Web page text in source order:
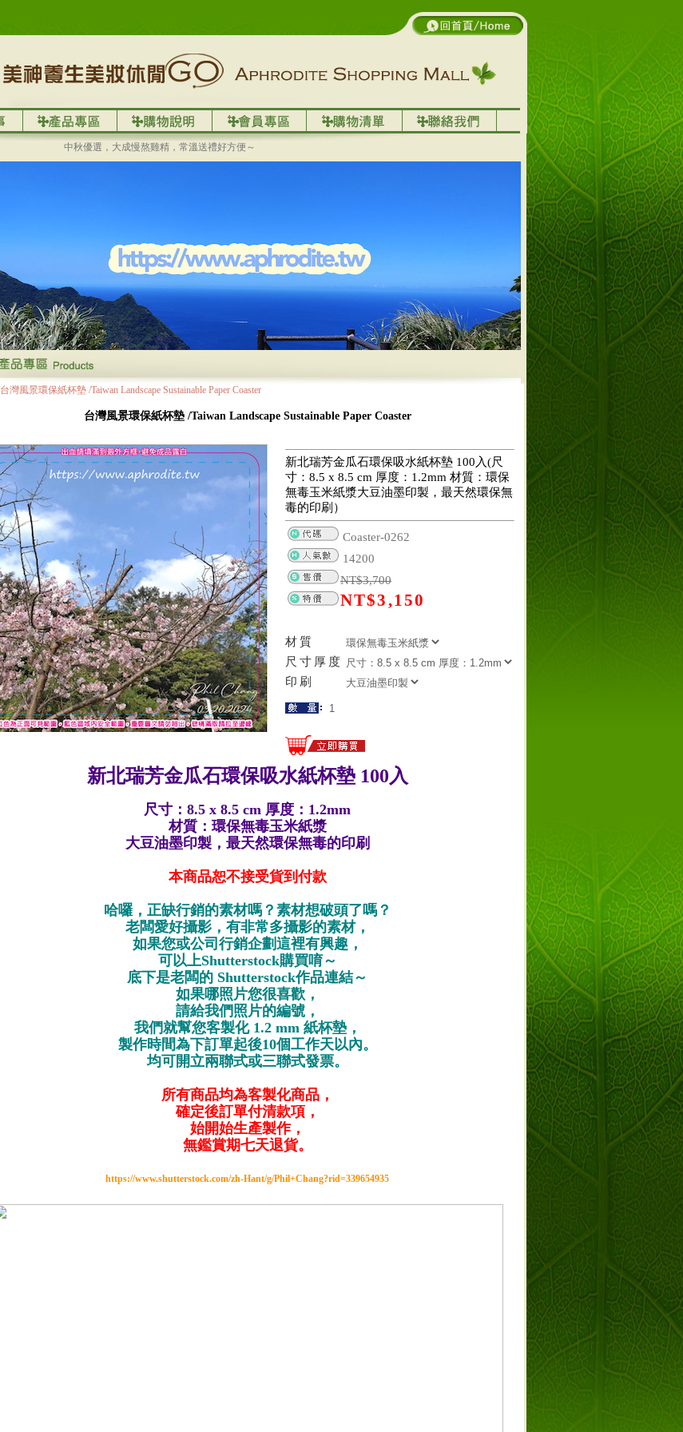
中秋優選，大成慢熬雞精，常溫送禮好方便～
台灣風景環保紙杯墊 /Taiwan Landscape Sustainable Paper Coaster
台灣風景環保紙杯墊 /Taiwan Landscape Sustainable Paper Coaster
新北瑞芳金瓜石環保吸水紙杯墊 100入(尺
寸：8.5 x 8.5 cm 厚度：1.2mm 材質：環保
無毒玉米紙漿大豆油墨印製，最天然環保無
毒的印刷）
Coaster-0262
14200
NT$3,700
NT$3,150
材質
尺寸厚度
印刷
新北瑞芳金瓜石環保吸水紙杯墊 100入
尺寸：8.5 x 8.5 cm 厚度：1.2mm
材質：環保無毒玉米紙漿
大豆油墨印製，最天然環保無毒的印刷
本商品恕不接受貨到付款
哈囉，正缺行銷的素材嗎？素材想破頭了嗎？
老闆愛好攝影，有非常多攝影的素材，
如果您或公司行銷企劃這裡有興趣，
可以上Shutterstock購買唷～
底下是老闆的 Shutterstock作品連結～
如果哪照片您很喜歡，
請給我們照片的編號，
我們就幫您客製化 1.2 mm 紙杯墊，
製作時間為下訂單起後10個工作天以內。
均可開立兩聯式或三聯式發票。
所有商品均為客製化商品，
確定後訂單付清款項，
始開始生產製作，
無鑑賞期七天退貨。
https://www.shutterstock.com/zh-Hant/g/Phil+Chang?rid=339654935